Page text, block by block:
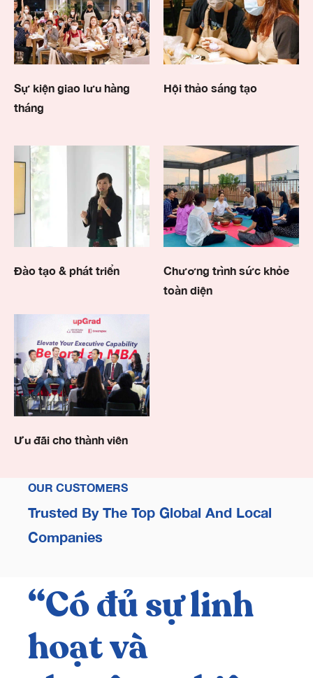
Sự kiện giao lưu hàng
tháng
Hội thảo sáng tạo
Đào tạo & phát triển
Chương trình sức khỏe
toàn diện
Ưu đãi cho thành viên
OUR CUSTOMERS
Trusted By The Top Global And Local
Companies
“Có đủ sự linh
hoạt và